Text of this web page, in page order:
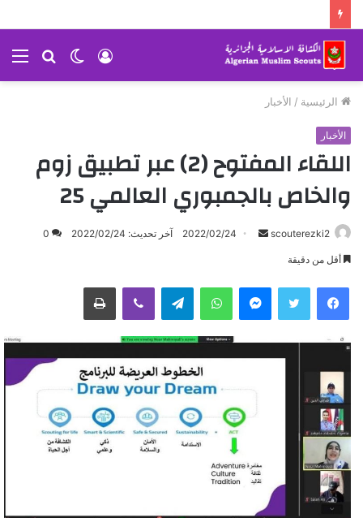
بحث
عن
الوضع
المظلم
تسجيل
الدخول
الرئيسية / الأخبار
الأخبار
اللقاء المفتوح (2) عبر تطبيق زوم
والخاص بالجمبوري العالمي 25
scouterezki2
ب
ت
ر
2022/02/24 آخر تحديث: 2022/02/24 0
أقل من دقيقة
واتساب